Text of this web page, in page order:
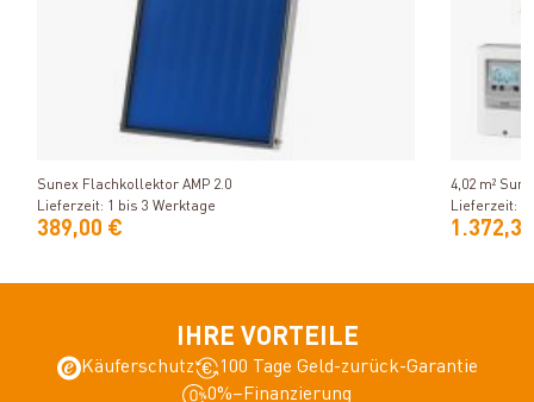
Produkt ansehen
Sunex Flachkollektor AMP 2.0
Lieferzeit: 1 bis 3 Werktage
389,00 €
4,02 m²
Lieferzeit: 1
IHRE VORTEILE
Käuferschutz
100 Tage Geld-zurück-Garantie
0%–Finanzierung